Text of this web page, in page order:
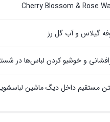
Cherry Blossom & Rose
گیلاس و آب گل رز
و خوشبو کردن لباس‌ها در
مستقیم داخل دیگ ماشین